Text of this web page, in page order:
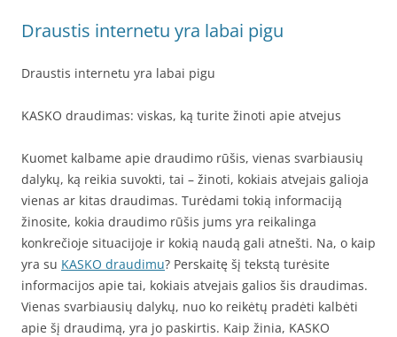
Draustis internetu yra labai pigu
Draustis internetu yra labai pigu
KASKO draudimas: viskas, ką turite žinoti apie atvejus
Kuomet kalbame apie draudimo rūšis, vienas svarbiausių
dalykų, ką reikia suvokti, tai – žinoti, kokiais atvejais galioja
vienas ar kitas draudimas. Turėdami tokią informaciją
žinosite, kokia draudimo rūšis jums yra reikalinga
konkrečioje situacijoje ir kokią naudą gali atnešti. Na, o kaip
yra su KASKO draudimu? Perskaitę šį tekstą turėsite
informacijos apie tai, kokiais atvejais galios šis draudimas.
Vienas svarbiausių dalykų, nuo ko reikėtų pradėti kalbėti
apie šį draudimą, yra jo paskirtis. Kaip žinia, KASKO